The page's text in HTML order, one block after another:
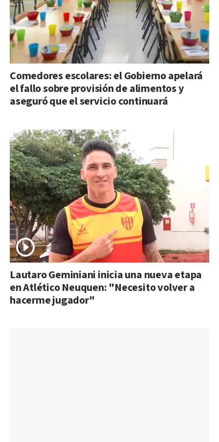
Comedores escolares: el Gobierno apelará
el fallo sobre provisión de alimentos y
aseguró que el servicio continuará
Lautaro Geminiani inicia una nueva etapa
en Atlético Neuquen: "Necesito volver a
hacerme jugador"